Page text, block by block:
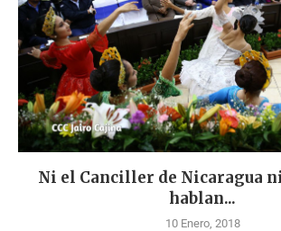
Ni el Canciller de Nicaragua
hablan...
10 Enero, 2018